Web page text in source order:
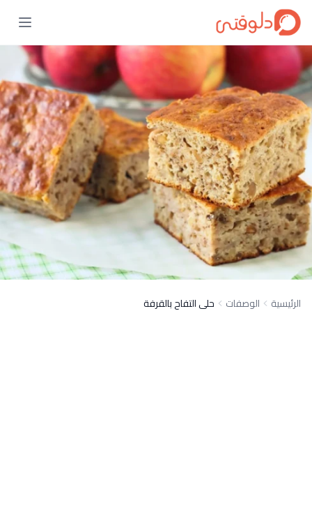
الرئيسية الوصفات حلى التفاح بالقرفة